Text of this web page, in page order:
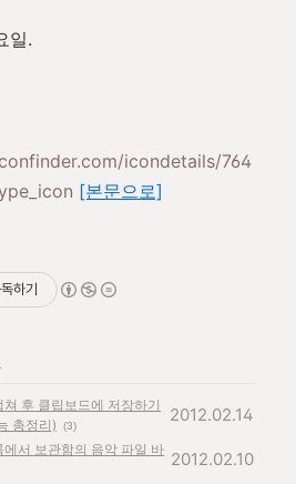
일.
icondetails/764
[본문으로]
하기
후 클립보드에 저장하기
총정리)
(3)
2012.02.14
서 보관함의 음악 파일 바 2012.02.10